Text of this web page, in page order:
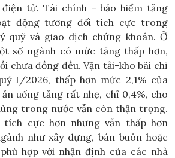
tử. Tài chính – bảo hiểm tăng
động tương đối tích cực trong
quỹ và giao dịch chứng khoán. Ở
số ngành có mức tăng thấp hơn,
chưa đồng đều. Vận tải-kho bãi chỉ
I/2026, thấp hơn mức 2,1% của
uống tăng rất nhẹ, chỉ 0,4%, cho
trong nước vẫn còn thận trọng.
tích cực hơn nhưng vẫn thấp hơn
như xây dựng, bán buôn hoặc
hợp với nhận định của các nhà